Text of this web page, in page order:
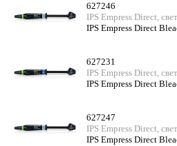
627246
IPS Empress Direct,
IPS Empress Direct
627231
IPS Empress Direct,
IPS Empress Direct
627247
IPS Empress Direct,
IPS Empress Direct